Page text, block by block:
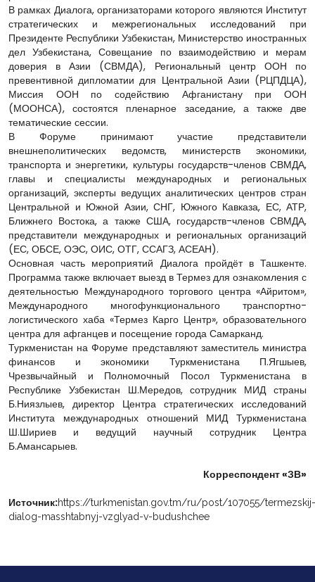
В рамках Диалога, организаторами которого являются Институт
стратегических и межрегиональных исследований при
Президенте Республики Узбекистан, Министерство иностранных
дел Узбекистана, Совещание по взаимодействию и мерам
доверия в Азии (СВМДА), Региональный центр ООН по
превентивной дипломатии для Центральной Азии (РЦПДЦА),
Миссия ООН по содействию Афганистану при ООН
(МООНСА), состоятся пленарное заседание, а также две
тематические сессии.
В Форуме принимают участие представители
внешнеполитических ведомств, министерств экономики,
транспорта и энергетики, культуры государств-членов СВМДА,
главы и специалисты международных и региональных
организаций, эксперты ведущих аналитических центров стран
Центральной и Южной Азии, СНГ, Южного Кавказа, ЕС, АТР,
Ближнего Востока, а также США, государств-членов СВМДА,
представители международных и региональных организаций
(ЕС, ОБСЕ, ОЭС, ОИС, ОТГ, ССАГЗ, АСЕАН).
Основная часть мероприятий Диалога пройдёт в Ташкенте.
Программа также включает выезд в Термез для ознакомления с
деятельностью Международного торгового центра «Айритом»,
Международного многофункционального транспортно-
логистического хаба «Термез Карго Центр», образовательного
центра для афганцев и посещение города Самарканд.
Туркменистан на Форуме представляют заместитель министра
финансов и экономики Туркменистана П.Ягшыев,
Чрезвычайный и Полномочный Посол Туркменистана в
Республике Узбекистан Ш.Мередов, сотрудник МИД страны
Б.Ниязлыев, директор Центра стратегических исследований
Института международных отношений МИД Туркменистана
Ш.Шириев и ведущий научный сотрудник Центра
Б.Амансарыев.
Корреспондент «ЗВ»
Источник:https://turkmenistan.gov.tm/ru/post/107055/termezskij-
dialog-masshtabnyj-vzglyad-v-budushchee